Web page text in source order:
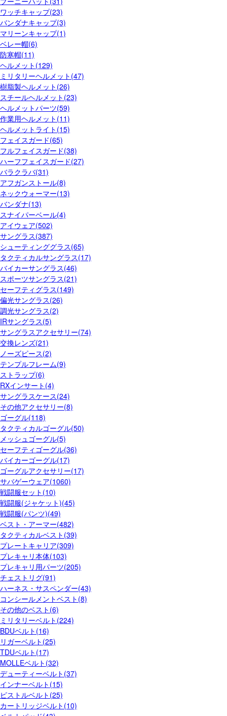
ワッチキャップ(23)
バンダナキャップ(3)
マリーンキャップ(1)
ベレー帽(6)
防寒帽(11)
ヘルメット(129)
ミリタリーヘルメット(47)
樹脂製ヘルメット(26)
スチールヘルメット(23)
ヘルメットパーツ(59)
作業用ヘルメット(11)
ヘルメットライト(15)
フェイスガード(65)
フルフェイスガード(38)
ハーフフェイスガード(27)
バラクラバ(31)
アフガンストール(8)
ネックウォーマー(13)
バンダナ(13)
スナイパーベール(4)
アイウェア(502)
サングラス(387)
シューティンググラス(65)
タクティカルサングラス(17)
バイカーサングラス(46)
スポーツサングラス(21)
セーフティグラス(149)
偏光サングラス(26)
調光サングラス(2)
IRサングラス(5)
サングラスアクセサリー(74)
交換レンズ(21)
ノーズピース(2)
テンプルフレーム(9)
ストラップ(6)
RXインサート(4)
サングラスケース(24)
その他アクセサリー(8)
ゴーグル(118)
タクティカルゴーグル(50)
メッシュゴーグル(5)
セーフティゴーグル(36)
バイカーゴーグル(17)
ゴーグルアクセサリー(17)
サバゲーウェア(1060)
戦闘服セット(10)
戦闘服(ジャケット)(45)
戦闘服(パンツ)(49)
ベスト・アーマー(482)
タクティカルベスト(39)
プレートキャリア(309)
プレキャリ本体(103)
プレキャリ用パーツ(205)
チェストリグ(91)
ハーネス・サスペンダー(43)
コンシールメントベスト(8)
その他のベスト(6)
ミリタリーベルト(224)
BDUベルト(16)
リガーベルト(25)
TDUベルト(17)
MOLLEベルト(32)
デューティーベルト(37)
インナーベルト(15)
ピストルベルト(25)
カートリッジベルト(10)